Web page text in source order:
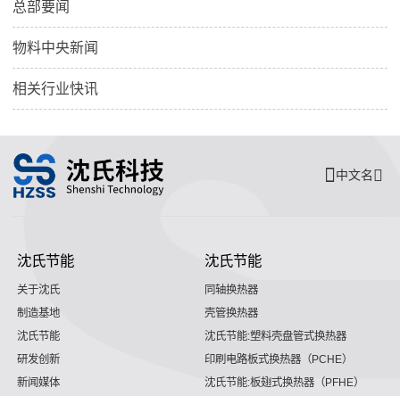
总部要闻
物料中央新闻
相关行业快讯
中文名
沈氏节能
关于沈氏
制造基地
沈氏节能
研发创新
新闻媒体
沈氏节能
同轴换热器
壳管换热器
沈氏节能:塑料壳盘管式换热器
印刷电路板式换热器（PCHE）
沈氏节能:板翅式换热器（PFHE）